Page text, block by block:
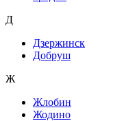
Д
Дзержинск
Добруш
Ж
Жлобин
Жодино